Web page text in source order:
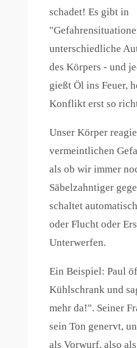
schadet! Es gibt in
unterschiedliche
des Körpers - und
gießt Öl ins Feuer,
Konflikt erst so
Unser Körper
vermeintlichen
als ob wir immer
Säbelzahntiger
schaltet
oder Flucht oder
Unterwerfen.
Ein Beispiel: Paul
Kühlschrank und
mehr da!". Seiner
sein Ton genervt,
als Vorwurf, also